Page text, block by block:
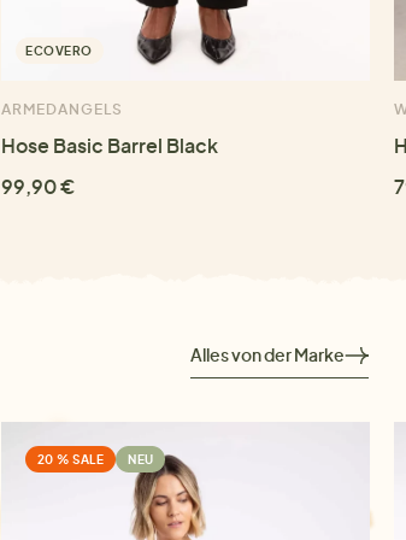
ECOVERO
ARMEDANGELS
Hose Basic Barrel Black
99,90 €
Alles von der Marke
20 % SALE NEU